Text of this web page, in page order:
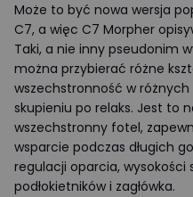
Może to być nowa wersja
C7, a więc C7 Morpher
Taki, a nie inny pseudonim
można przybierać różne
wszechstronność w
skupieniu po relaks. Jest to
wszechstronny fotel,
wsparcie podczas długich
regulacji oparcia, wysokości
podłokietników i zagłówka.